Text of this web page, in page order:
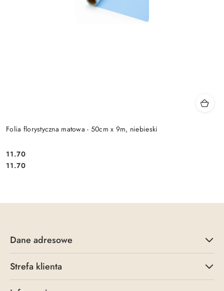
Folia florystyczna matowa - 50cm x 9m, niebieski
Cena:
11.70
Cena:
11.70
Dane adresowe
Strefa klienta